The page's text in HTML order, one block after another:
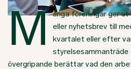
M ånga föreningar ger
eller nyhetsbrev till
kvartalet eller efter
styrelsesammanträde
övergripande berättar vad den